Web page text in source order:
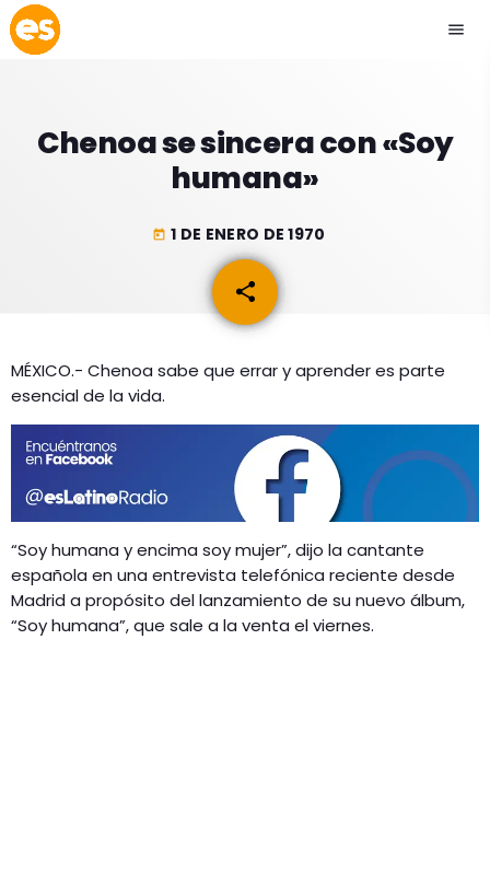
menu
play_arrow EMISIÓN LA PAZ
ESLATINO NEWS
ESPECTÁCULOS
GEEKERS
ENTRETENIMIENTO
LOS + TOP
PROGRAMACIÓN
INICIO
RADIO SPLENDID
CONTACTO
Chenoa se sincera con «Soy
humana»
today 1 DE ENERO DE 1970
share
email
MÉXICO.- Chenoa sabe que errar y aprender es parte
esencial de la vida.
“Soy humana y encima soy mujer”, dijo la cantante
española en una entrevista telefónica reciente desde
Madrid a propósito del lanzamiento de su nuevo álbum,
“Soy humana”, que sale a la venta el viernes.